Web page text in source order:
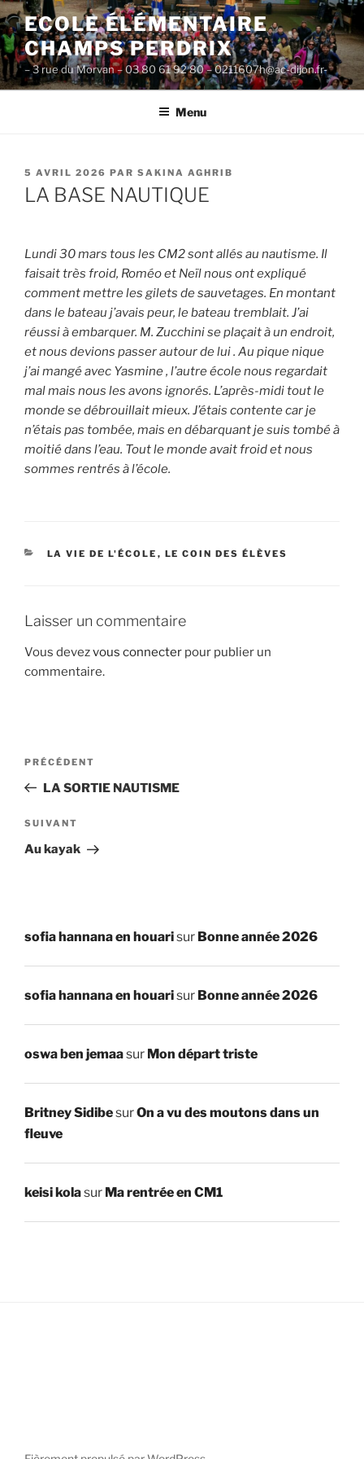
Aller
au
contenu
principal
ECOLE ÉLÉMENTAIRE
CHAMPS PERDRIX
– 3 rue du Morvan – 03 80 61 92 80 – 0211607h@ac-dijon.fr-
Menu
PUBLIÉ
LE
5 AVRIL 2026 PAR SAKINA AGHRIB
LA BASE NAUTIQUE
Lundi 30 mars tous les CM2 sont allés au nautisme. Il
faisait très froid, Roméo et Neïl nous ont expliqué
comment mettre les gilets de sauvetages. En montant
dans le bateau j’avais peur, le bateau tremblait. J’ai
réussi à embarquer. M. Zucchini se plaçait à un endroit,
et nous devions passer autour de lui . Au pique nique
j’ai mangé avec Yasmine , l’autre école nous regardait
mal mais nous les avons ignorés. L’après-midi tout le
monde se débrouillait mieux. J’étais contente car je
n’étais pas tombée, mais en débarquant je suis tombé à
moitié dans l’eau. Tout le monde avait froid et nous
sommes rentrés à l’école.
CATÉGORIES
LA VIE DE L'ÉCOLE , LE COIN DES ÉLÈVES
Laisser un commentaire
Vous devezvous connecter pour publier un
commentaire.
Navigation
l’article
Article
précédent
PRÉCÉDENT
LA SORTIE NAUTISME
Article
suivant
SUIVANT
Au kayak
sofia hannana en houarisur Bonne année 2026
sofia hannana en houarisur Bonne année 2026
oswa ben jemaasur Mon départ triste
Britney SidibesurOn a vu des moutons dans un
fleuve
keisi kolasur Ma rentrée en CM1